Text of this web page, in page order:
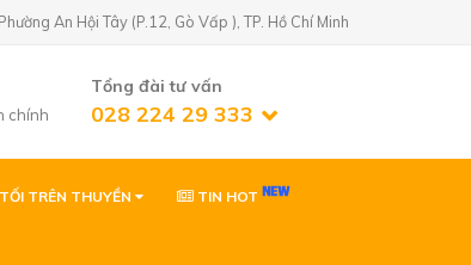
An Hội Tây (P.12, Gò Vấp ), TP. Hồ Chí Minh
chính
Tổng đài tư vấn
028 224 29 333
02822429333
TRÊN THUYỀN TIN HOT